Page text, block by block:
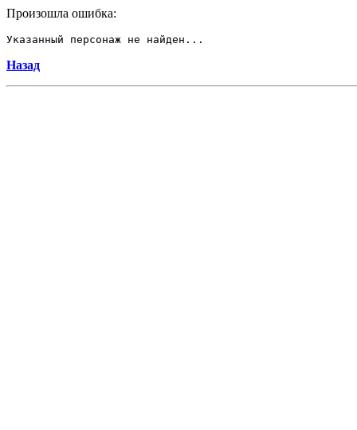
Произошла ошибка:
Указанный персонаж не найден...
Назад